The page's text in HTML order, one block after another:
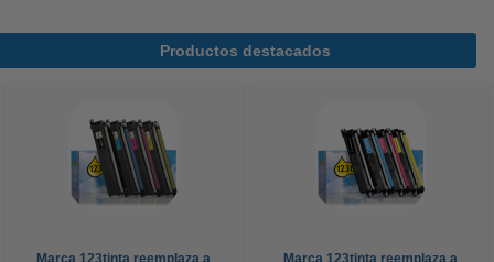
Productos destacados
Marca 123tinta reemplaza a
Marca 123tinta reemplaza a